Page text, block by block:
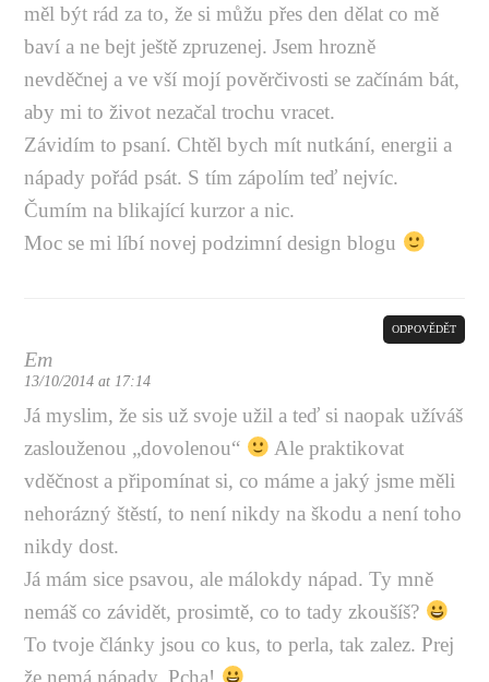
měl být rád za to, že si můžu přes den dělat co mě
baví a ne bejt ještě zpruzenej. Jsem hrozně
nevděčnej a ve vší mojí pověrčivosti se začínám bát,
aby mi to život nezačal trochu vracet.
Závidím to psaní. Chtěl bych mít nutkání, energii a
nápady pořád psát. S tím zápolím teď nejvíc.
Čumím na blikající kurzor a nic.
Moc se mi líbí novej podzimní design blogu
Em
13/10/2014 at 17:14
ODPOVĚDĚT
Já myslim, že sis už svoje užil a teď si naopak užíváš
zaslouženou „dovolenou“
Ale praktikovat
vděčnost a připomínat si, co máme a jaký jsme měli
nehorázný štěstí, to není nikdy na škodu a není toho
nikdy dost.
Já mám sice psavou, ale málokdy nápad. Ty mně
nemáš co závidět, prosimtě, co to tady zkoušíš?
To tvoje články jsou co kus, to perla, tak zalez. Prej
že nemá nápady. Pcha!